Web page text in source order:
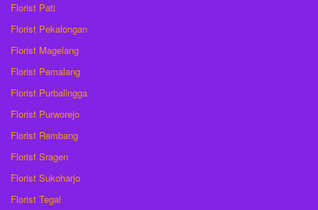
Florist Pati
Florist Pekalongan
Florist Magelang
Florist Pemalang
Florist Purbalingga
Florist Purworejo
Florist Rembang
Florist Sragen
Florist Sukoharjo
Florist Tegal